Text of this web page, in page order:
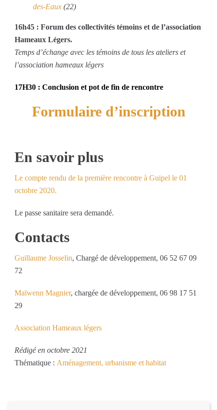
des-Eaux(22)
16h45 : Forum des collectivités témoins et de l’association
Hameaux Légers.
Temps d’échange avec les témoins de tous les ateliers et
l’association hameaux légers
17H30 : Conclusion et pot de fin de rencontre
Formulaire d’inscription
En savoir plus
Le compte rendu de la première rencontre à Guipel le 01
octobre 2020.
Le passe sanitaire sera demandé.
Contacts
Guillaume Josselin, Chargé de développement, 06 52 67 09
72
Maïwenn Magnier, chargée de développement, 06 98 17 51
29
Association Hameaux légers
Rédigé en octobre 2021
Thématique : Aménagement, urbanisme et habitat